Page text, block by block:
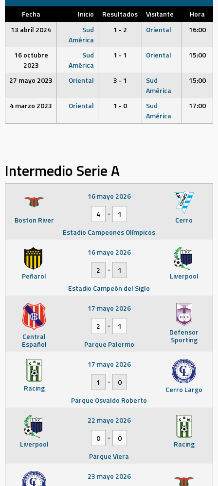
Fecha Inicio Resultados Visitante
Hora
13 abril 2024
Sud
América
1 - 2 Oriental 16:00
16 octubre
2023
Sud
América
1 - 1 Oriental 15:00
27 mayo 2023 Oriental 3 - 1
Sud
América
15:00
4 marzo 2023 Oriental 1 - 0
Sud
América
17:00
Intermedio Serie A
Boston River Cerro
16 mayo 2026
4
-
1
Estadio Campeones Olímpicos
Peñarol Liverpool
16 mayo 2026
2
-
1
Estadio Campeón del Siglo
Central
Español
Defensor
Sporting
17 mayo 2026
2
-
1
Parque Palermo
Racing Cerro Largo
17 mayo 2026
1
-
0
Parque Osvaldo Roberto
Liverpool Racing
22 mayo 2026
0
-
0
Parque Viera
23 mayo 2026